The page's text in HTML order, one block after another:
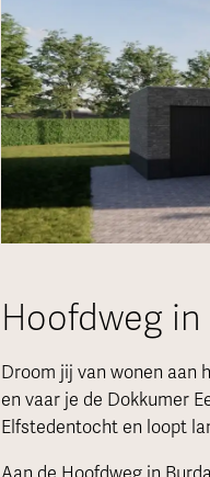
Hoofdweg in
Droom jij van wonen aan
en vaar je de Dokkumer
Elfstedentocht en loopt